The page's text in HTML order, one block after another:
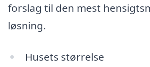
forslag til den mest
løsning.
Husets størrelse